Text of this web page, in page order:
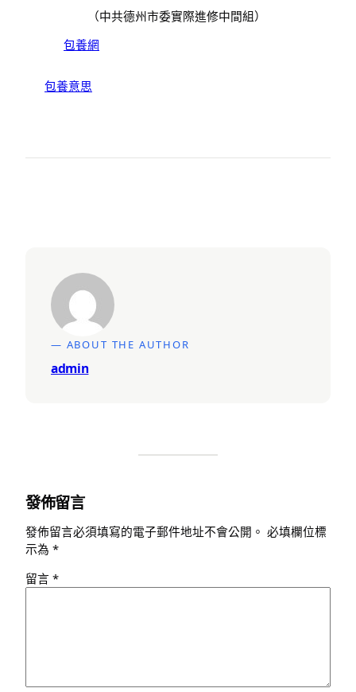
（中共德州市委實際進修中間組）
包養網
包養意思
— ABOUT THE AUTHOR
admin
發佈留言
發佈留言必須填寫的電子郵件地址不會公開。 必填欄位標
示為 *
留言 *